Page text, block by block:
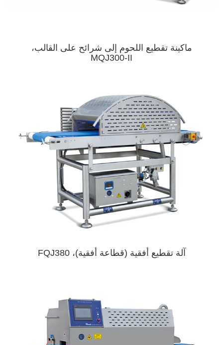
ماكينة تقطيع اللحوم إلى شرائح على القالب،
MQJ300-II
آلة تقطيع أفقية (قطاعة أفقية)، FQJ380